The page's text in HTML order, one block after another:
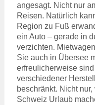
angesagt. Nicht nur
Reisen. Natürlich
Region zu Fuß
ein Auto – gerade in
verzichten.
Sie auch in Übersee
erfreulicherweise
verschiedener
beschränkt. Nicht
Schweiz Urlaub